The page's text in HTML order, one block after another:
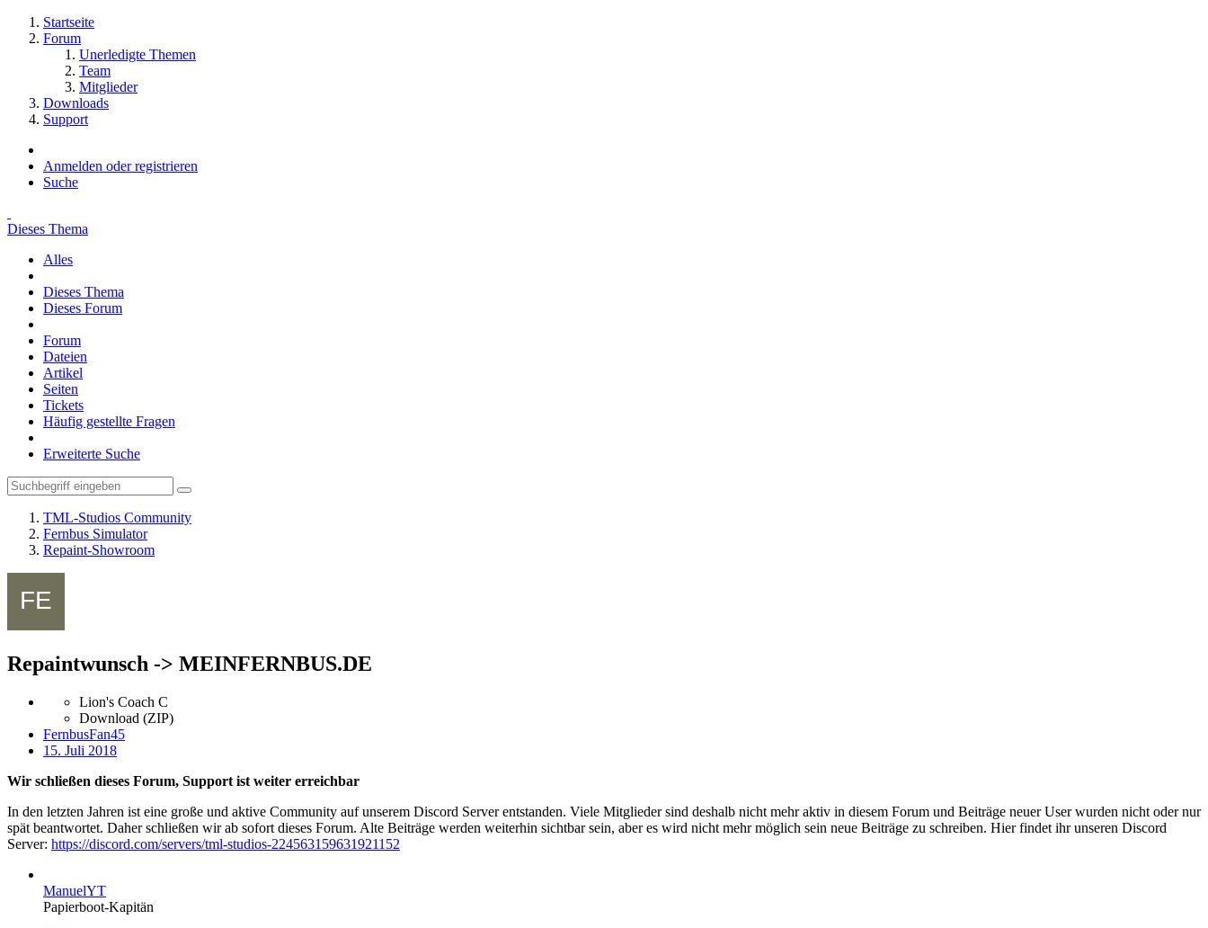
Startseite
Forum
Unerledigte Themen
Team
Mitglieder
Downloads
Support
Anmelden oder registrieren
Suche
Dieses Thema
Alles
Dieses Thema
Dieses Forum
Forum
Dateien
Artikel
Seiten
Tickets
Häufig gestellte Fragen
Erweiterte Suche
TML-Studios Community
Fernbus Simulator
Repaint-Showroom
Repaintwunsch -> MEINFERNBUS.DE
Lion's Coach C
Download (ZIP)
FernbusFan45
15. Juli 2018
Wir schließen dieses Forum, Support ist weiter erreichbar
In den letzten Jahren ist eine große und aktive Community auf unserem Discord Server entstanden. Viele Mitglieder sind deshalb nicht mehr aktiv in diesem Forum und Beiträge neuer User wurden nicht oder nur
spät beantwortet. Daher schließen wir ab sofort dieses Forum. Alte Beiträge werden weiterhin sichtbar sein, aber es wird nicht mehr möglich sein neue Beiträge zu schreiben. Hier findet ihr unseren Discord
Server: https://discord.com/servers/tml-studios-224563159631921152
ManuelYT
Papierboot-Kapitän